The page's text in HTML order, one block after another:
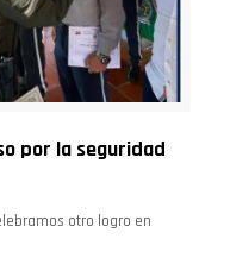
por la seguridad
otro logro en